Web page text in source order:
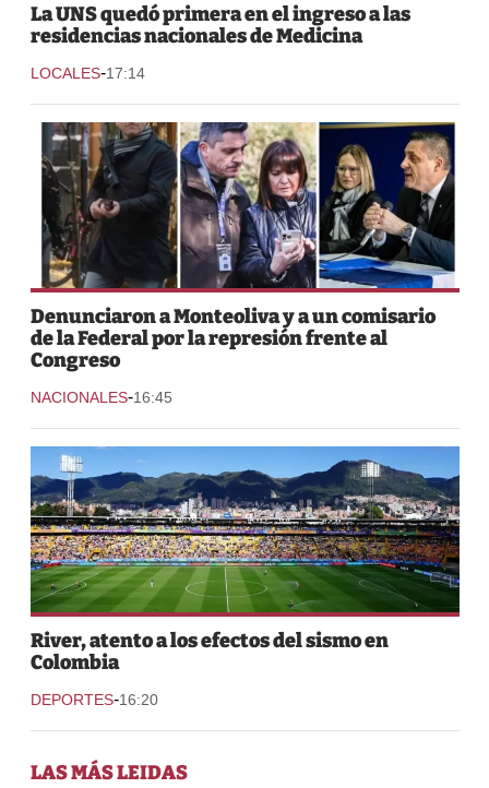
La UNS quedó primera en el ingreso a las
residencias nacionales de Medicina
LOCALES-17:14
Denunciaron a Monteoliva y a un comisario
de la Federal por la represión frente al
Congreso
NACIONALES-16:45
River, atento a los efectos del sismo en
Colombia
DEPORTES-16:20
LAS MÁS LEIDAS